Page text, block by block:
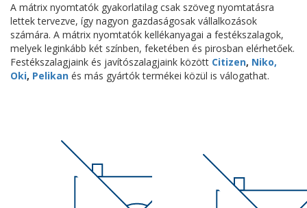
A mátrix nyomtatók gyakorlatilag csak szöveg nyomtatásra
lettek tervezve, így nagyon gazdaságosak vállalkozások
számára. A mátrix nyomtatók kellékanyagai a festékszalagok,
melyek leginkább két színben, feketében és pirosban elérhetőek.
Festékszalagjaink és javítószalagjaink között Citizen, Niko,
Oki, Pelikan és más gyártók termékei közül is válogathat.